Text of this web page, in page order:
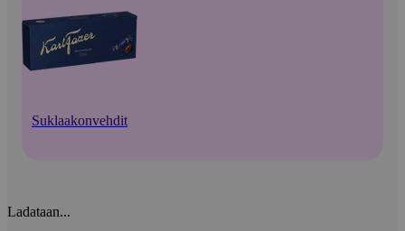
Suklaakonvehdit
Ladataan...